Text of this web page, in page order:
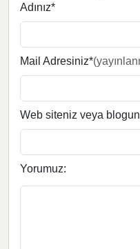
Adınız*
Mail Adresiniz*
Web siteniz veya
Yorumuz: